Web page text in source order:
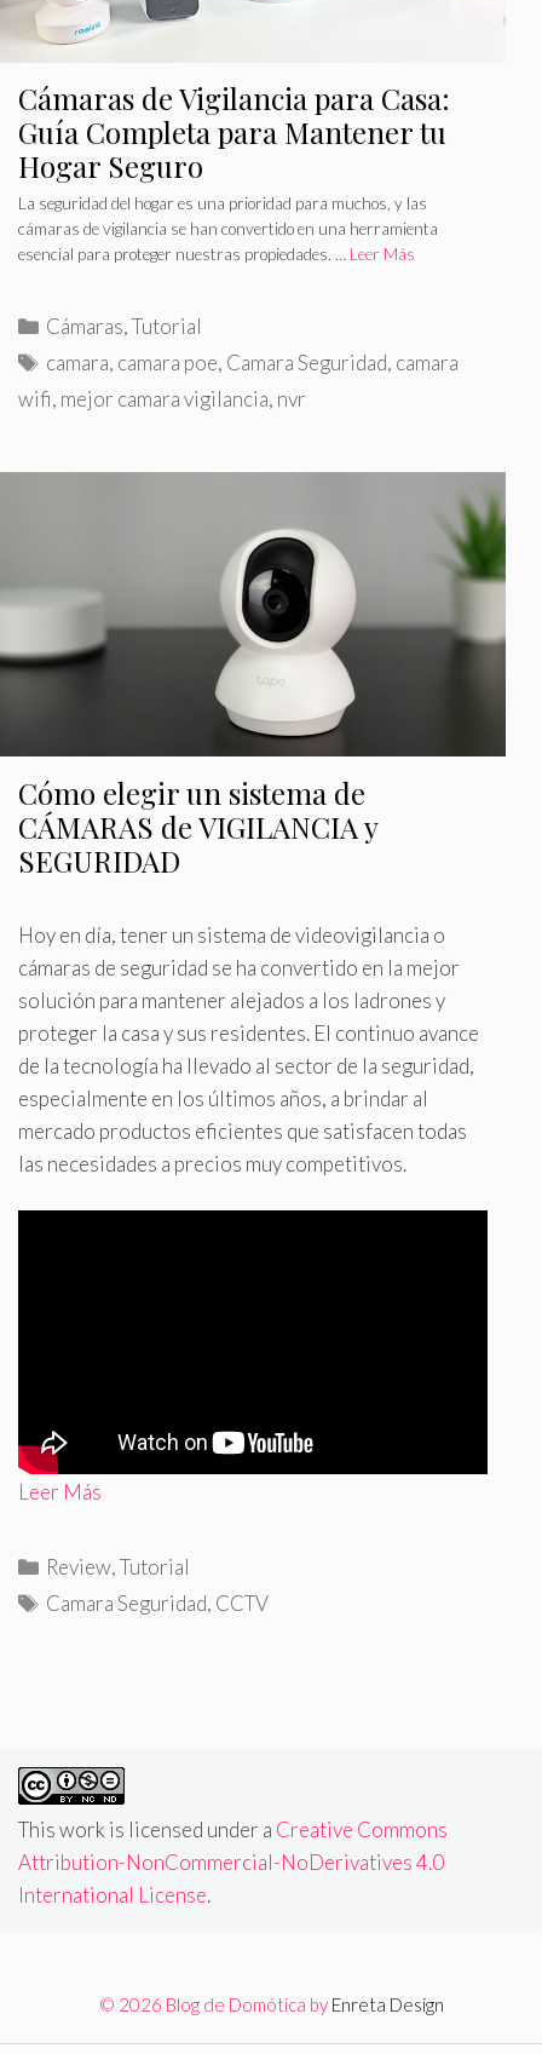
Cámaras de Vigilancia para Casa:
Guía Completa para Mantener tu
Hogar Seguro
La seguridad del hogar es una prioridad para muchos, y las
cámaras de vigilancia se han convertido en una herramienta
esencial para proteger nuestras propiedades. … Leer Más
C
e
o
s
Cámaras,Tutorial
E
t
u
camara, camara poe, Camara Seguridad, camara
wifi, mejor camara vigilancia, nvr
Cómo elegir un sistema de
CÁMARAS de VIGILANCIA y
SEGURIDAD
Hoy en día, tener un sistema de videovigilancia o
cámaras de seguridad se ha convertido en la mejor
solución para mantener alejados a los ladrones y
proteger la casa y sus residentes. El continuo avance
de la tecnología ha llevado al sector de la seguridad,
especialmente en los últimos años, a brindar al
mercado productos eficientes que satisfacen todas
las necesidades a precios muy competitivos.
Leer Más
C
a
í
a
s
Review,Tutorial
E
t
a
s
Camara Seguridad, CCTV
This work is licensed under a Creative Commons
Attribution-NonCommercial-NoDerivatives 4.0
International License.
© 2026 Blog de Domótica by Enreta Design